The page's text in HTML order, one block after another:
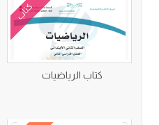
كتاب
كتاب الرياضيات